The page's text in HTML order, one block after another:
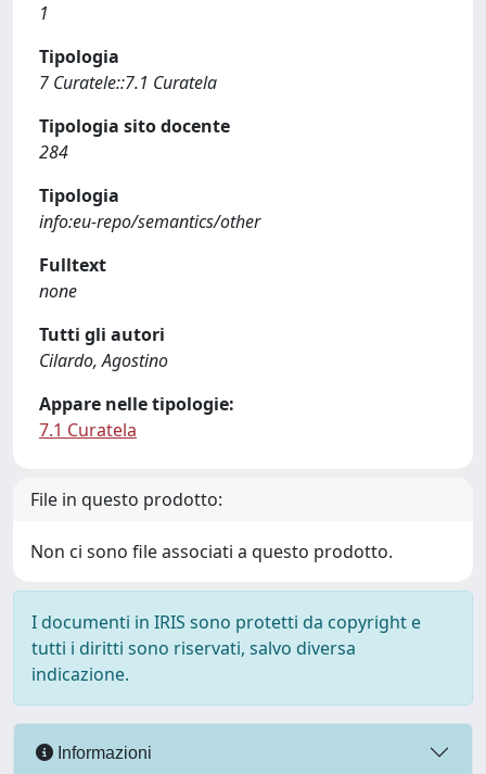
1
Tipologia
7 Curatele::7.1 Curatela
Tipologia sito docente
284
Tipologia
info:eu-repo/semantics/other
Fulltext
none
Tutti gli autori
Cilardo, Agostino
Appare nelle tipologie:
7.1 Curatela
File in questo prodotto:
Non ci sono file associati a questo prodotto.
I documenti in IRIS sono protetti da copyright e
tutti i diritti sono riservati, salvo diversa
indicazione.
Informazioni